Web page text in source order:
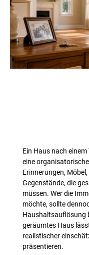
Ein Haus nach
eine
Erinnerungen,
Gegenstände, die
müssen. Wer die
möchte, sollte
Haushaltsauflösung
geräumtes Haus
realistischer
präsentieren.